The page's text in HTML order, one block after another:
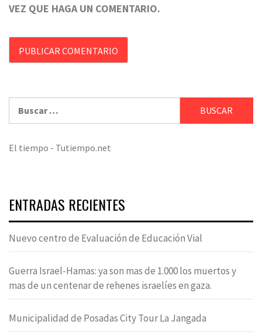
VEZ QUE HAGA UN COMENTARIO.
El tiempo - Tutiempo.net
ENTRADAS RECIENTES
Nuevo centro de Evaluación de Educación Vial
Guerra Israel-Hamas: ya son mas de 1.000 los muertos y
mas de un centenar de rehenes israelíes en gaza.
Municipalidad de Posadas City Tour La Jangada